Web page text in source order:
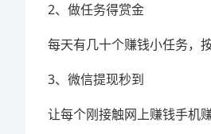
2、做任务得赏金
每天有几十个赚钱小任务，
3、微信提现秒到
让每个刚接触网上赚钱手机